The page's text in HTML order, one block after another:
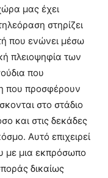
μας έχει
στηρίζει
που ενώνει μέσω
πλειοψηφία των
που
που προσφέρουν
στο στάδιο
και στις δεκάδες
Αυτό επιχειρεί
με μια εκπρόσωπο
δικαίως